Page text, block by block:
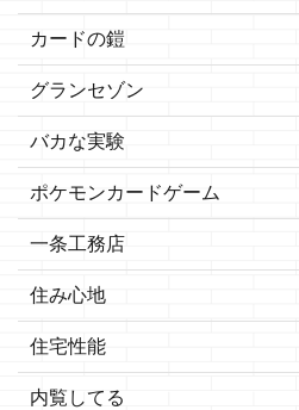
カードの鎧
グランセゾン
バカな実験
ポケモンカードゲーム
一条工務店
住み心地
住宅性能
内覧してる